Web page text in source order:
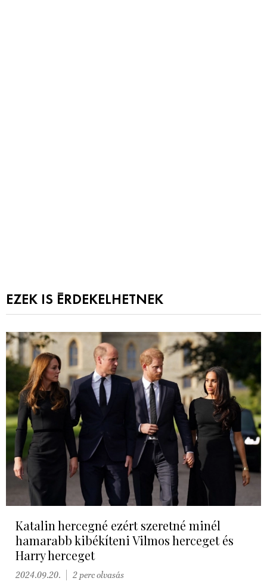
EZEK IS ÉRDEKELHETNEK
Katalin hercegné ezért szeretné minél
hamarabb kibékíteni Vilmos herceget és
Harry herceget
2024.09.20. 2 perc olvasás